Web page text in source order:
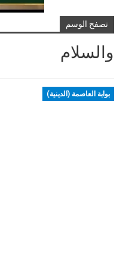
تصفح الوسم
والسلام
بوابة العاصمة (الدينية)